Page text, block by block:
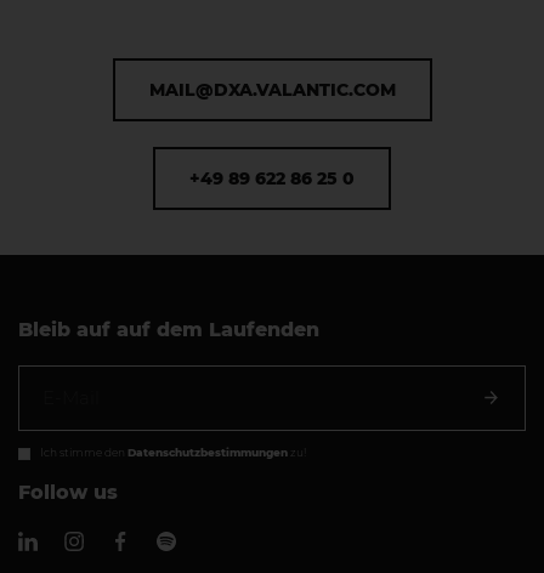
MAIL@DXA.VALANTIC.COM
+49 89 622 86 25 0
Bleib auf auf dem Laufenden
Ich stimme den Datenschutzbestimmungen zu!
Follow us